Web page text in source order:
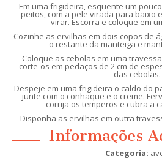
Em uma frigideira, esquente um
peitos, com a pele virada para baixo
virar. Escorra e coloque em
Cozinhe as ervilhas em dois copos de
o restante da manteiga e
Coloque as cebolas em uma
corte-os em pedaços de 2 cm de
das cebolas.
Despeje em uma frigideira o caldo do
junte com o conhaque e o creme.
corrija os temperos e cubra a
Disponha as ervilhas em outra
Informações
Categoria: